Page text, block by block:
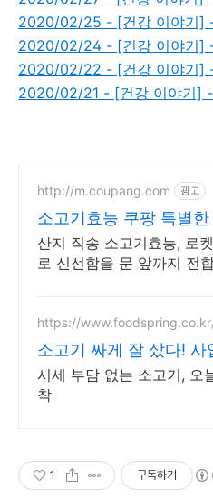
2020/02/25 - [건강 이야기]
2020/02/24 - [건강 이야기]
2020/02/22 - [건강 이야기]
2020/02/21 - [건강 이야기] -
http://m.coupang.com 광고
소고기효능 쿠팡 특별한
위한 한우 선물
산지 직송 소고기효능, 로
로 신선함을 문 앞까지 전
https://
소고기 싸게 잘 샀다! 사
시세 부담 없는 소고기, 오
착
1 구독하기